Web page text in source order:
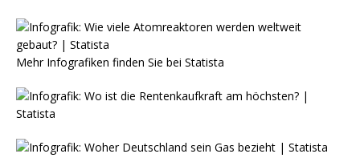
Mehr Infografiken finden Sie bei Statista